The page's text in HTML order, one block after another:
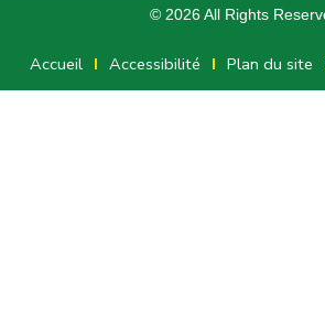
© 2026 All Rights
Accueil Accessibilité Plan du site